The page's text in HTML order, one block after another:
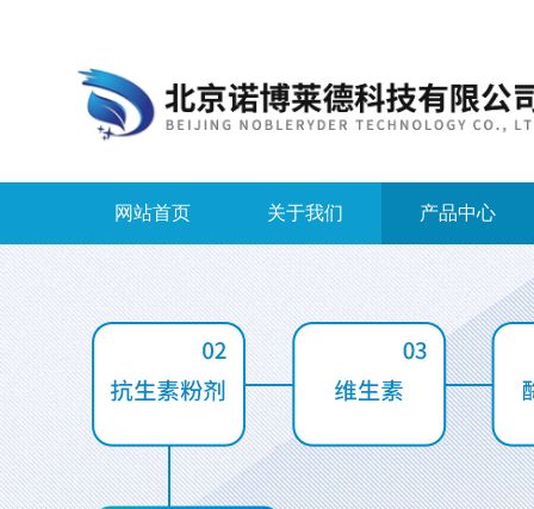
网站首页 关于我们 产品中心